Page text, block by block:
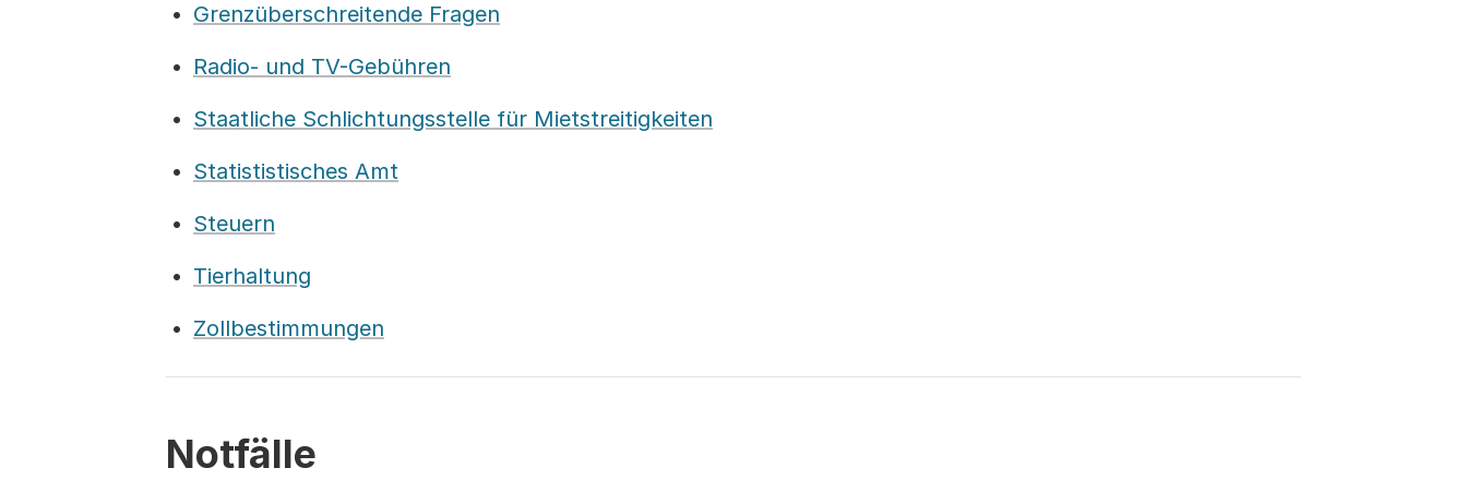
Grenzüberschreitende Fragen
Radio- und TV-Gebühren
Staatliche Schlichtungsstelle für Mietstreitigkeiten
Statististisches Amt
Steuern
Tierhaltung
Zollbestimmungen
Notfälle